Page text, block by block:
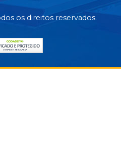
os direitos reservados.